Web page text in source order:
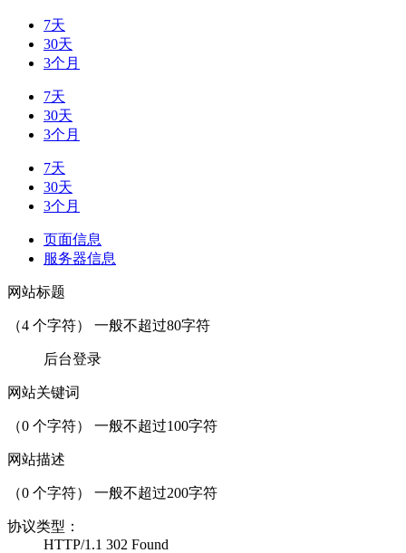
7天
30天
3个月
7天
30天
3个月
7天
30天
3个月
页面信息
服务器信息
网站标题
（4 个字符） 一般不超过80字符
后台登录
网站关键词
（0 个字符） 一般不超过100字符
网站描述
（0 个字符） 一般不超过200字符
协议类型：
HTTP/1.1 302 Found